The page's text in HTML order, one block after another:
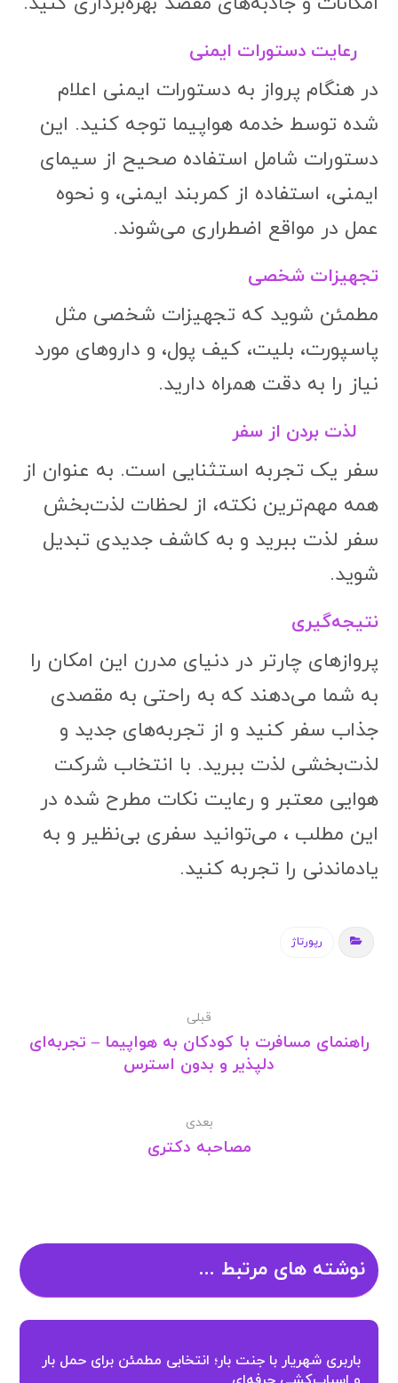
امکانات و جاذبه‌های مقصد بهره‌برداری کنید.
رعایت دستورات ایمنی
در هنگام پرواز به دستورات ایمنی اعلام
شده توسط خدمه هواپیما توجه کنید. این
دستورات شامل استفاده صحیح از سیمای
ایمنی، استفاده از کمربند ایمنی، و نحوه
عمل در مواقع اضطراری می‌شوند.
تجهیزات شخصی
مطمئن شوید که تجهیزات شخصی مثل
پاسپورت، بلیت، کیف پول، و داروهای مورد
نیاز را به دقت همراه دارید.
لذت بردن از سفر
سفر یک تجربه استثنایی است. به عنوان از
همه مهم‌ترین نکته، از لحظات لذت‌بخش
سفر لذت ببرید و به کاشف جدیدی تبدیل
شوید.
نتیجه‌گیری
پروازهای چارتر در دنیای مدرن این امکان را
به شما می‌دهند که به راحتی به مقصدی
جذاب سفر کنید و از تجربه‌های جدید و
لذت‌بخشی لذت ببرید. با انتخاب شرکت
هوایی معتبر و رعایت نکات مطرح شده در
این مطلب ، می‌توانید سفری بی‌نظیر و به
یادماندنی را تجربه کنید.
رپورتاژ
قبلی
راهنمای مسافرت با کودکان به هواپیما – تجربه‌ای
دلپذیر و بدون استرس
بعدی
مصاحبه دکتری
نوشته های مرتبط ...
باربری شهریار با جنت بار؛ انتخابی مطمئن برای حمل بار